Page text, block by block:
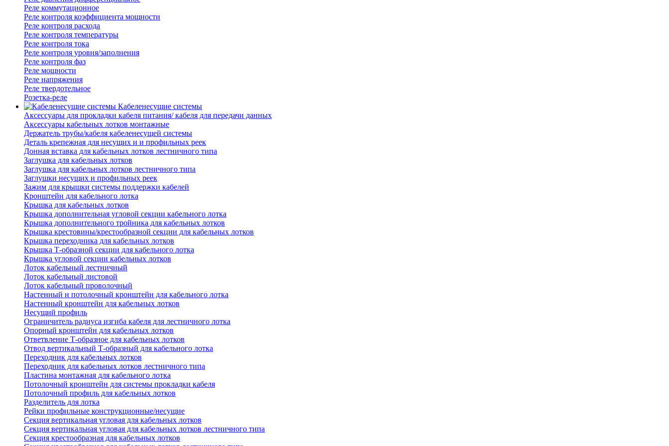
Реле коммутационное
Реле контроля коэффициента мощности
Реле контроля расхода
Реле контроля температуры
Реле контроля тока
Реле контроля уровня/заполнения
Реле контроля фаз
Реле мощности
Реле напряжения
Реле твердотельное
Розетка-реле
Кабеленесущие системы
Аксессуары для прокладки кабеля питания/ кабеля для передачи данных
Аксессуары кабельных лотков монтажные
Держатель трубы/кабеля кабеленесущей системы
Деталь крепежная для несущих и и профильных реек
Донная вставка для кабельных лотков лестничного типа
Заглушка для кабельных лотков
Заглушка для кабельных лотков лестничного типа
Заглушки несущих и профильных реек
Зажим для крышки системы поддержки кабелей
Кронштейн для кабельного лотка
Крышка для кабельных лотков
Крышка дополнительная угловой секции кабельного лотка
Крышка дополнительного тройника для кабельных лотков
Крышка крестовины/крестообразной секции для кабельных лотков
Крышка переходника для кабельных лотков
Крышка Т-образной секции для кабельного лотка
Крышка угловой секции кабельных лотков
Лоток кабельный лестничный
Лоток кабельный листовой
Лоток кабельный проволочный
Настенный и потолочный кронштейн для кабельного лотка
Настенный кронштейн для кабельных лотков
Несущий профиль
Ограничитель радиуса изгиба кабеля для лестничного лотка
Опорный кронштейн для кабельных лотков
Ответвление Т-образное для кабельных лотков
Отвод вертикальный Т-образный для кабельного лотка
Переходник для кабельных лотков
Переходник для кабельных лотков лестничного типа
Пластина монтажная для кабельного лотка
Потолочный кронштейн для системы прокладки кабеля
Потолочный профиль для кабельных лотков
Разделитель для лотка
Рейки профильные конструкционные/несущие
Секция вертикальная угловая для кабельных лотков
Секция вертикальная угловая для кабельных лотков лестничного типа
Секция крестообразная для кабельных лотков